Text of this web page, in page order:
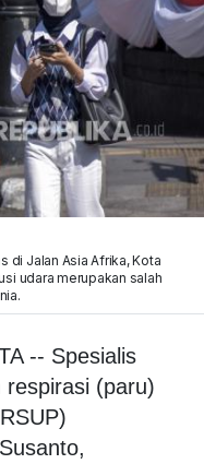
di Jalan Asia Afrika, Kota
udara merupakan salah
-- Spesialis
respirasi (paru)